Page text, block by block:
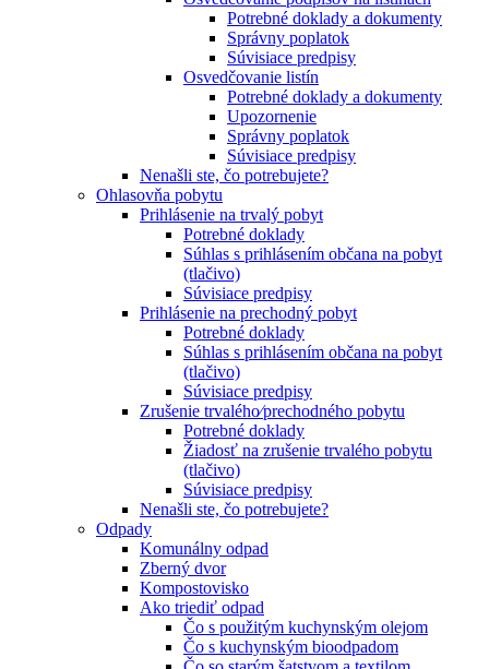
Potrebné doklady a dokumenty
Správny poplatok
Súvisiace predpisy
Osvedčovanie listín
Potrebné doklady a dokumenty
Upozornenie
Správny poplatok
Súvisiace predpisy
Nenašli ste, čo potrebujete?
Ohlasovňa pobytu
Prihlásenie na trvalý pobyt
Potrebné doklady
Súhlas s prihlásením občana na pobyt
(tlačivo)
Súvisiace predpisy
Prihlásenie na prechodný pobyt
Potrebné doklady
Súhlas s prihlásením občana na pobyt
(tlačivo)
Súvisiace predpisy
Zrušenie trvalého⁄prechodného pobytu
Potrebné doklady
Žiadosť na zrušenie trvalého pobytu
(tlačivo)
Súvisiace predpisy
Nenašli ste, čo potrebujete?
Odpady
Komunálny odpad
Zberný dvor
Kompostovisko
Ako triediť odpad
Čo s použitým kuchynským olejom
Čo s kuchynským bioodpadom